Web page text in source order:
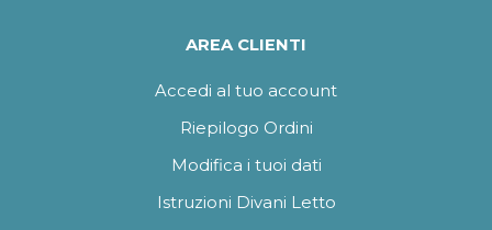
AREA CLIENTI
Accedi al tuo account
Riepilogo Ordini
Modifica i tuoi dati
Istruzioni Divani Letto